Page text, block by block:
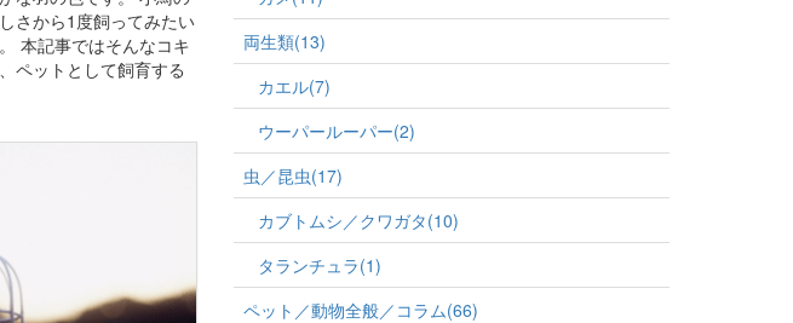
さから1度飼ってみたい
本記事ではそんなコキ
ペットとして飼育する
両生類(13)
カエル(7)
ウーパールーパー(2)
虫／昆虫(17)
カブトムシ／クワガタ(10)
タランチュラ(1)
ペット／動物全般／コラム(66)